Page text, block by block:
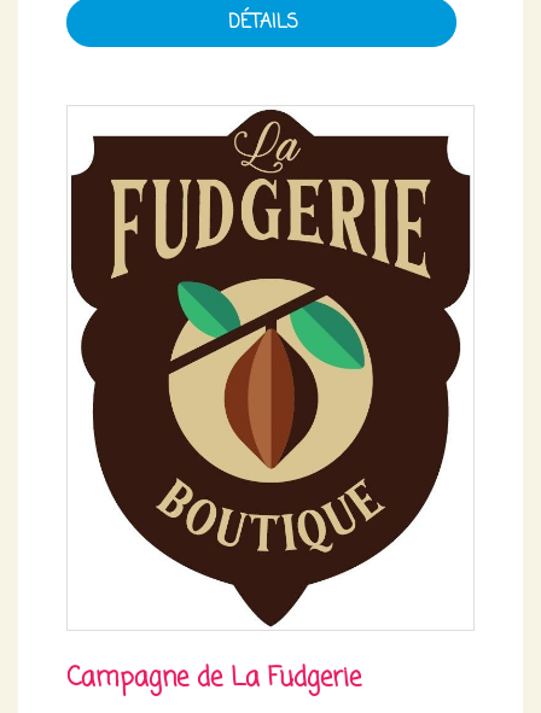
DÉTAILS
Campagne de La Fudgerie